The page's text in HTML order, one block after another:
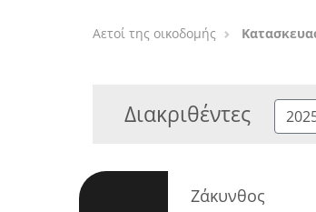
Αετοί της οικοδομής
Διακριθέντες
Ζάκυνθος